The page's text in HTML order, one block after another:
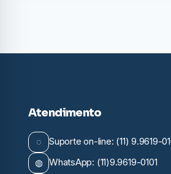
Atendimento
◌ Suporte on-line: (11) 9.9619-
◍ WhatsApp: (11)9.9619-0101